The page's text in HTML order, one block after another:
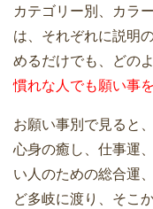
カテゴリー別、カラ
は、それぞれに説明
めるだけでも、どの
慣れな人でも願い事
お願い事別で見ると
心身の癒し、仕事運
い人のための総合運
ど多岐に渡り、そこ